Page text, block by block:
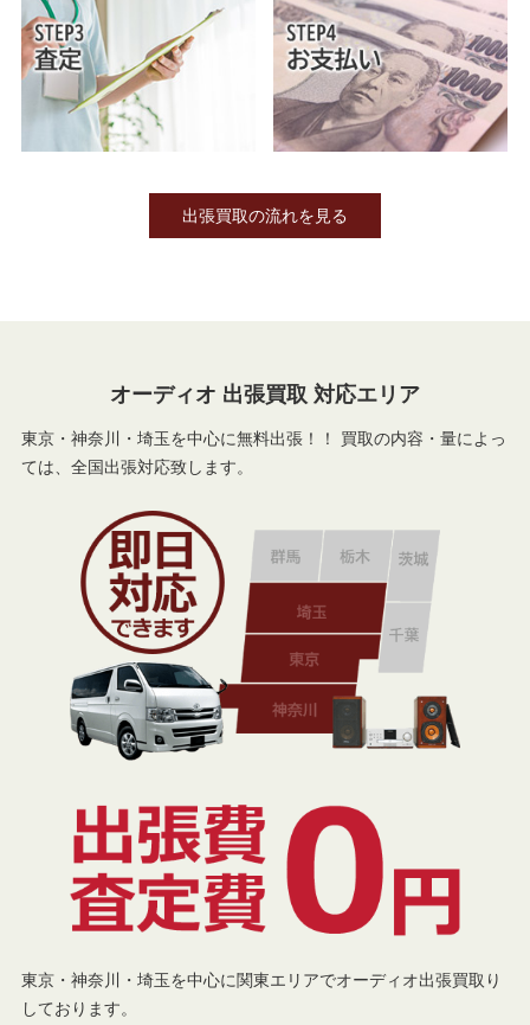
出張買取の流れを見る
オーディオ 出張買取 対応エリア
東京・神奈川・埼玉を中心に無料出張！！ 買取の内容・量によっ
ては、全国出張対応致します。
東京・神奈川・埼玉を中心に関東エリアでオーディオ出張買取り
しております。